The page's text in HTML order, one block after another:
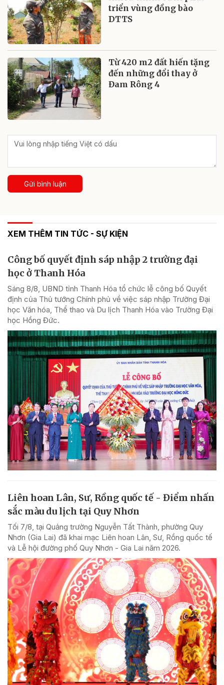
triển vùng đồng bào
DTTS
Từ 420 m2 đất hiến tặng
đến những đổi thay ở
Đam Rông 4
Gửi bình luận
XEM THÊM TIN TỨC - SỰ KIỆN
Công bố quyết định sáp nhập 2 trường đại
học ở Thanh Hóa
Sáng 8/8, UBND tỉnh Thanh Hóa tổ chức lễ công bố Quyết
định của Thủ tướng Chính phủ về việc sáp nhập Trường Đại
học Văn hóa, Thể thao và Du lịch Thanh Hóa vào Trường Đại
học Hồng Đức.
Liên hoan Lân, Sư, Rồng quốc tế - Điểm nhấn
sắc màu du lịch tại Quy Nhơn
Tối 7/8, tại Quảng trường Nguyễn Tất Thành, phường Quy
Nhơn (Gia Lai) đã khai mạc Liên hoan Lân, Sư, Rồng quốc tế
và Lễ hội đường phố Quy Nhơn - Gia Lai năm 2026.